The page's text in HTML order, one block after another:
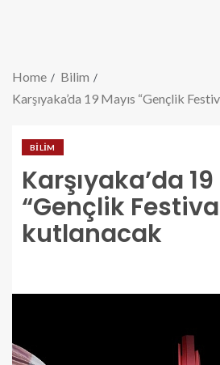
Home
Bilim
Karşıyaka’da 19 Mayıs “Gençlik
BILIM
Karşıyaka’da
“Gençlik
kutlanacak